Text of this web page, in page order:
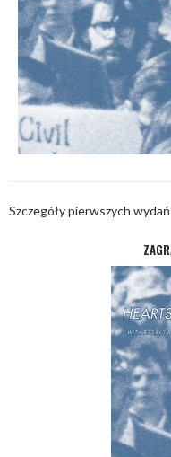
Szczegóły pierwszych